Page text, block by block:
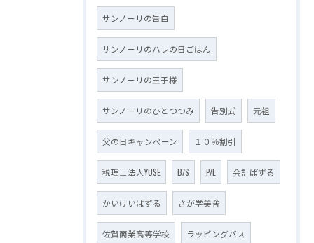
サンノーリの告白
サンノーリのハレの日ごはん
サンノーリの王子様
サンノーリのひとつつみ 告別式 元祖
父の日キャンペーン １０％割引
税理士法人YUSE B/S P/L 会計ぱずる
かいけいぱずる さが学美舎
佐賀商業高等学校 ラッピングバス